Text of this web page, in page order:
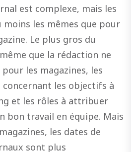
est complexe, mais les
les mêmes que pour
Le plus gros du
que la rédaction ne
les magazines, les
les objectifs à
et les rôles à attribuer
bon travail en équipe. Mais
les dates de
sont plus